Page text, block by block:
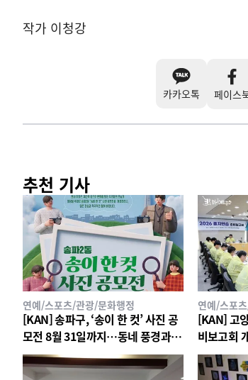
작가 이청강
카카오톡 페이스
추천 기사
연예/스포츠/관광/문화행정
[KAN] 송파구, ‘송이 한 컷’ 사진 공
모전 8월 31일까지…동네 풍경과
일상 공모
연예/스포
[KAN] 고
비보고회